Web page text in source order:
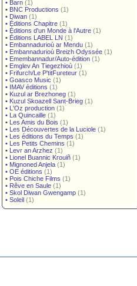
• Barn (1)
• BNC Productions (1)
• Diwan (1)
• Éditions Chapitre (1)
• Éditions d'un Monde à l'Autre (1)
• Éditions LABEL LN (1)
• Embannadurioù ar Mendu (1)
• Embannadurioù Breizh Odyssée (1)
• Emembannadur/Auto-édition (1)
• Emglev An Tiegezhioù (1)
• Frifurch/Le P'titFureteur (1)
• Goasco Music (1)
• IMAV éditions (1)
• Kuzul ar Brezhoneg (1)
• Kuzul Skoazell Sant-Brieg (1)
• L'Oz production (1)
• La Quincaille (1)
• Les Amis du Bois (1)
• Les Découvertes de la Luciole (1)
• Les éditions du Temps (1)
• Les Petits Chemins (1)
• Levr an Arzhez (1)
• Lionel Buannic Krouiñ (1)
• Mignoned Anjela (1)
• OE éditions (1)
• Pois Chiche Films (1)
• Rêve en Saule (1)
• Skol Diwan Gwengamp (1)
• Soleil (1)